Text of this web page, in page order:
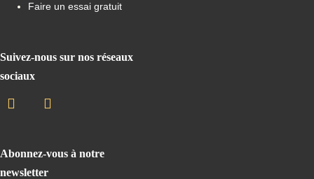
Faire un essai gratuit
Suivez-nous sur nos réseaux
sociaux
Abonnez-vous à notre
newsletter